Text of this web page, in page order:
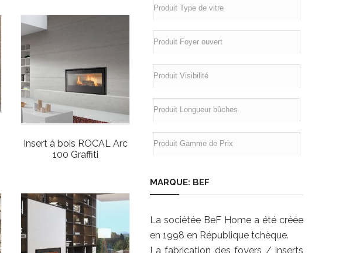
Insert à bois ROCAL Arc
100 Graffiti
MARQUE: BEF
La sociétée BeF Home a été créée
en 1998 en République tchèque.
La fabrication des foyers / inserts